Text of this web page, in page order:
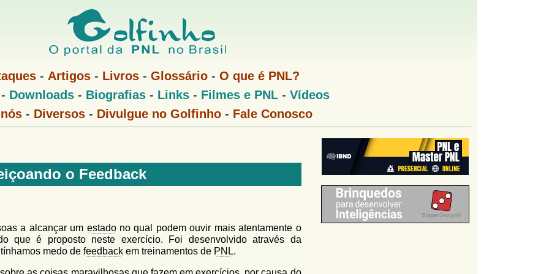
Pular
para
o
principal
- Artigos - Livros - Glossário - O que é PNL?
Downloads- Biografias- Links- Filmes e PNL- Vídeos
- Diversos- Divulgue no Golfinho- Fale Conosco
o Feedback
a alcançar um estadono qual podem ouvir mais atentamente o
que é proposto neste exercício. Foi desenvolvido através da
medo de feedback em treinamentos de PNL.